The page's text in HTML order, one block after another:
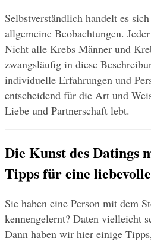
Selbstverständlich handelt es
allgemeine Beobachtungen.
Nicht alle Krebs Männer und
zwangsläufig in diese
individuelle Erfahrungen und
entscheidend für die Art und
Liebe und Partnerschaft lebt.
Die Kunst des Datings
Tipps für eine
Sie haben eine Person mit dem
kennengelernt? Daten vielleicht